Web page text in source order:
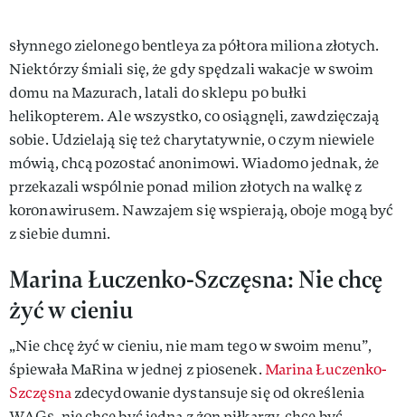
słynnego zielonego bentleya za półtora miliona złotych.
Niektórzy śmiali się, że gdy spędzali wakacje w swoim
domu na Mazurach, latali do sklepu po bułki
helikopterem. Ale wszystko, co osiągnęli, zawdzięczają
sobie. Udzielają się też charytatywnie, o czym niewiele
mówią, chcą pozostać anonimowi. Wiadomo jednak, że
przekazali wspólnie ponad milion złotych na walkę z
koronawirusem. Nawzajem się wspierają, oboje mogą być
z siebie dumni.
Marina Łuczenko-Szczęsna: Nie chcę
żyć w cieniu
„Nie chcę żyć w cieniu, nie mam tego w swoim menu”,
śpiewała MaRina w jednej z piosenek.Marina Łuczenko-
Szczęsnazdecydowanie dystansuje się od określenia